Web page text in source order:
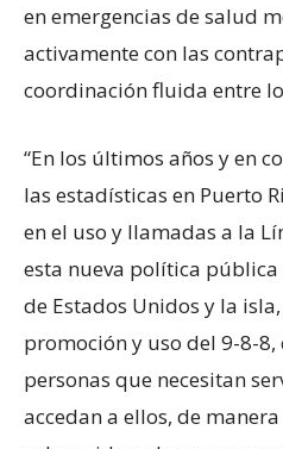
en emergencias de salud
activamente con las
coordinación fluida entre
“En los últimos años y en
las estadísticas en Puerto
en el uso y llamadas a la
esta nueva política
de Estados Unidos y la
promoción y uso del 9-8-
personas que necesitan
accedan a ellos, de